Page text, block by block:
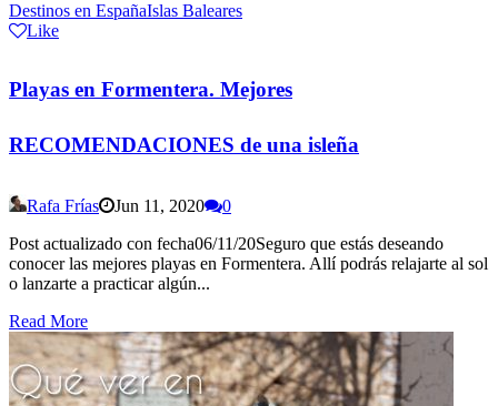
Destinos en EspañaIslas Baleares
Like
Playas en Formentera. Mejores
RECOMENDACIONES de una isleña
Rafa Frías Jun 11, 2020
0
Post actualizado con fecha06/11/20Seguro que estás deseando
conocer las mejores playas en Formentera. Allí podrás relajarte al sol
o lanzarte a practicar algún...
Read More